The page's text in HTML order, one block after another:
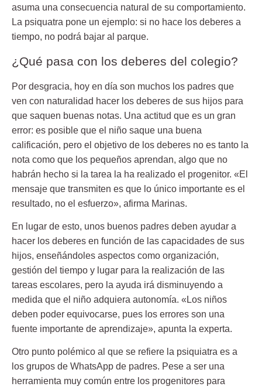
asuma una consecuencia natural de su comportamiento.
La psiquatra pone un ejemplo: si no hace los deberes a
tiempo, no podrá bajar al parque.
¿Qué pasa con los deberes del colegio?
Por desgracia, hoy en día son muchos los padres que
ven con naturalidad hacer los deberes de sus hijos para
que saquen buenas notas. Una actitud que es un gran
error: es posible que el niño saque una buena
calificación, pero el objetivo de los deberes no es tanto la
nota como que los pequeños aprendan, algo que no
habrán hecho si la tarea la ha realizado el progenitor. «El
mensaje que transmiten es que lo único importante es el
resultado, no el esfuerzo», afirma Marinas.
En lugar de esto, unos buenos padres deben ayudar a
hacer los deberes en función de las capacidades de sus
hijos, enseñándoles aspectos como organización,
gestión del tiempo y lugar para la realización de las
tareas escolares, pero la ayuda irá disminuyendo a
medida que el niño adquiera autonomía. «Los niños
deben poder equivocarse, pues los errores son una
fuente importante de aprendizaje», apunta la experta.
Otro punto polémico al que se refiere la psiquiatra es a
los grupos de WhatsApp de padres. Pese a ser una
herramienta muy común entre los progenitores para